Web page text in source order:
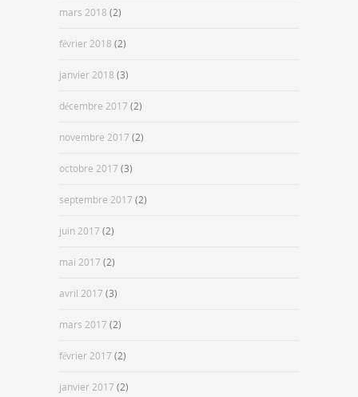
mars 2018 (2)
février 2018 (2)
janvier 2018 (3)
décembre 2017 (2)
novembre 2017 (2)
octobre 2017 (3)
septembre 2017 (2)
juin 2017 (2)
mai 2017 (2)
avril 2017 (3)
mars 2017 (2)
février 2017 (2)
janvier 2017 (2)